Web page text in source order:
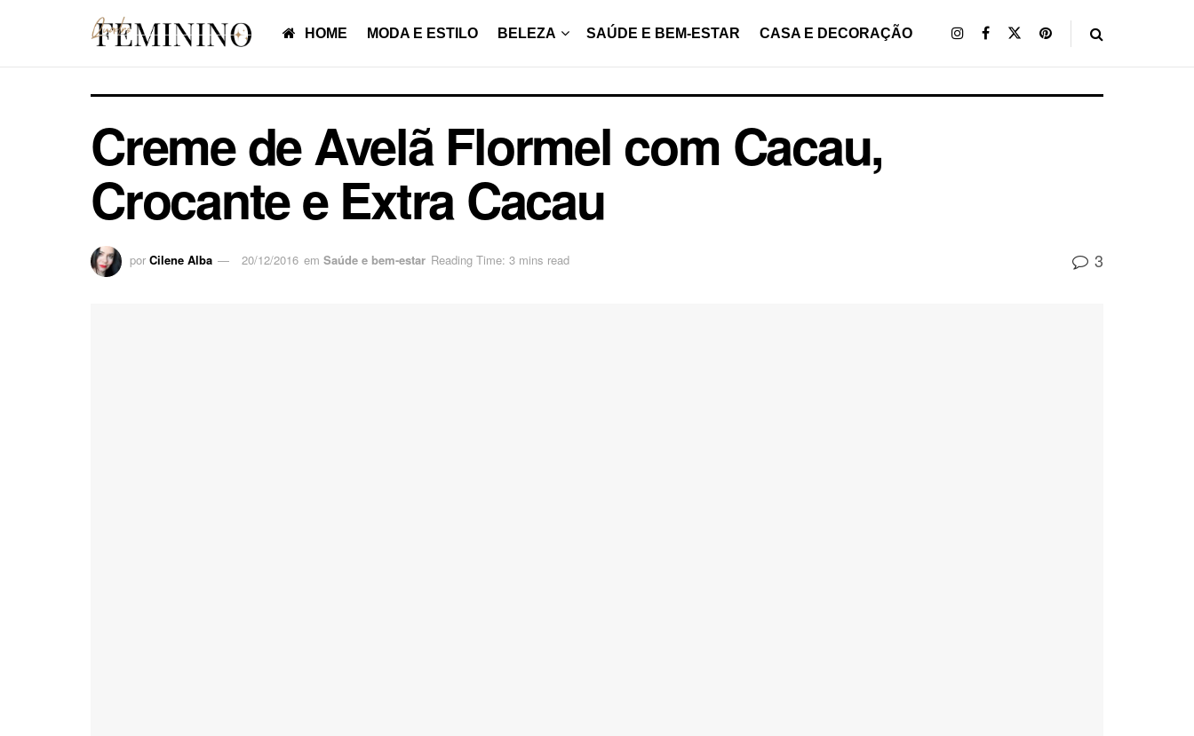
HOME MODA E ESTILO BELEZA SAÚDE E BEM-ESTAR CASA E DECORAÇÃO
Creme de Avelã Flormel com Cacau,
Crocante e Extra Cacau
por Cilene Alba 20/12/2016 em Saúde e bem-estar Reading Time: 3 mins read 3